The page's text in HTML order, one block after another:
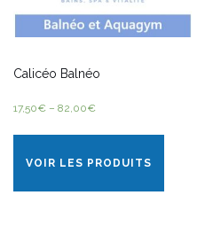
Calicéo Balnéo
17,50€ – 82,00€
VOIR LES PRODUITS